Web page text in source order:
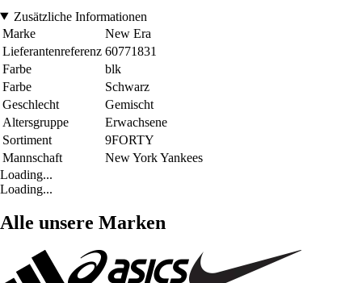
Zusätzliche Informationen
Marke
New Era
Lieferantenreferenz 60771831
Farbe
blk
Farbe
Schwarz
Geschlecht
Gemischt
Altersgruppe
Erwachsene
Sortiment
9FORTY
Mannschaft
New York Yankees
Loading...
Loading...
Alle unsere Marken